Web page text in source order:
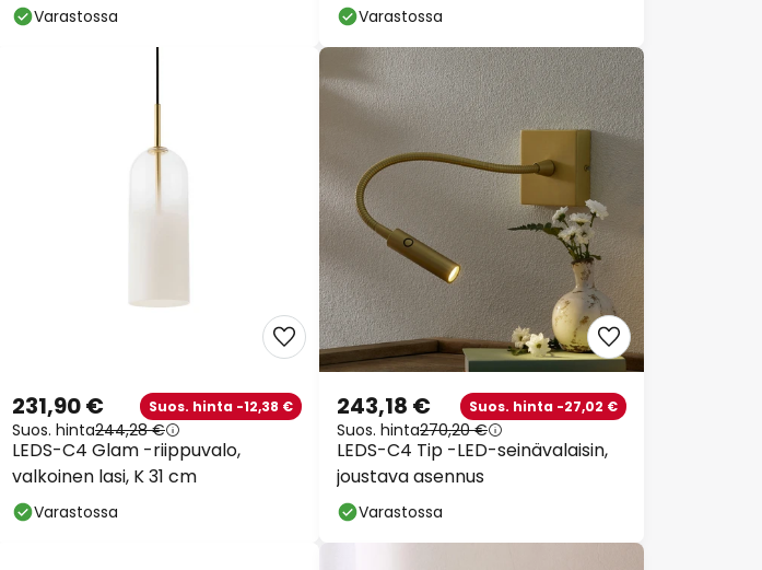
Varastossa Varastossa
LEDS-C4 Glam -riippuvalo,
valkoinen lasi, K 31 cm
231,90 € Suos. hinta -12,38 €
Suos. hinta244,28 €
Varastossa
LEDS-C4 Tip -LED-seinävalaisin,
joustava asennus
243,18 € Suos. hinta -27,02 €
Suos. hinta270,20 €
Varastossa